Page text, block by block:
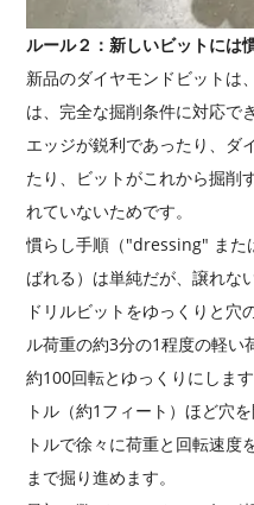
ルール２：新しいビットには
新品のダイヤモンドビットは
は、完全な掘削条件に対応で
エッジが鋭利であったり、ダ
たり、ビットがこれから掘削
れていないためです。
慣らし手順（"dressing" ま
ばれる）は単純だが、譲れない
ドリルビットをゆっくりと穴
ル荷重の約3分の1程度の軽
約100回転とゆっくりにしま
トル（約1フィート）ほど穴
トルで徐々に荷重と回転速度
まで掘り進めます。